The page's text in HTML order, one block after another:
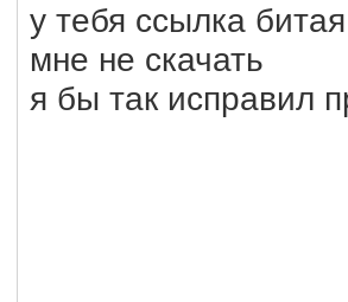
у тебя ссылка битая
мне не скачать
я бы так исправил